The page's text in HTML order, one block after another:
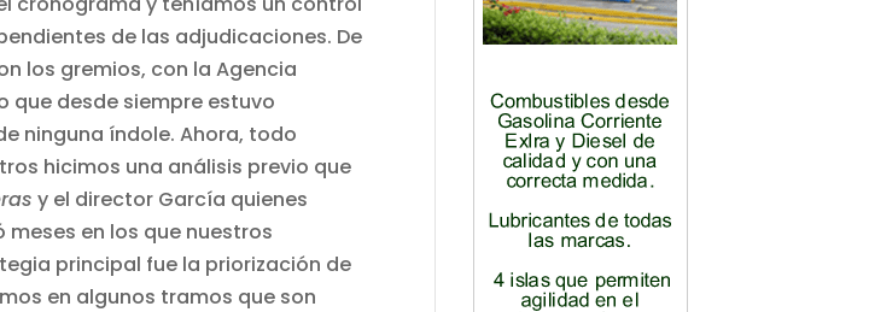
de las adjudicaciones. De
los gremios, con la Agencia
que desde siempre estuvo
ninguna índole. Ahora, todo
hicimos una análisis previo que
y el director García quienes
en los que nuestros
principal fue la priorización de
en algunos tramos que son